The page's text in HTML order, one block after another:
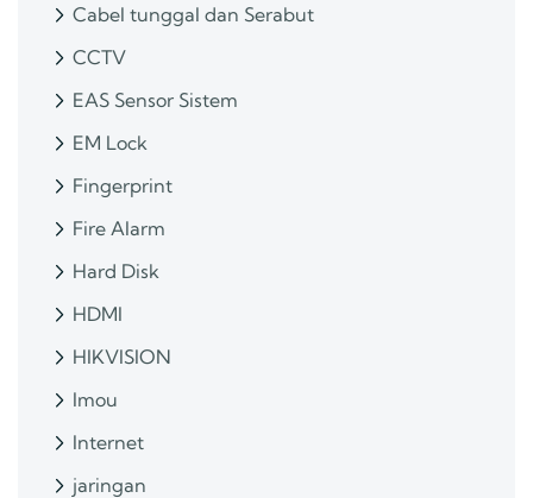
Cabel tunggal dan Serabut
CCTV
EAS Sensor Sistem
EM Lock
Fingerprint
Fire Alarm
Hard Disk
HDMI
HIKVISION
Imou
Internet
jaringan